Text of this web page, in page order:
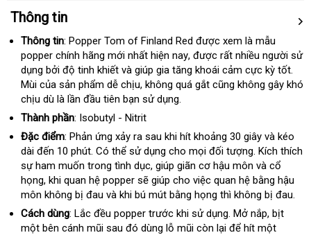
Thông tin
Thông tin: Popper Tom of Finland Red siêu
thị
được xem là mẫu
popper chính hãng mới nhất bảo
hành
hiện nayở
đâu
tốt
, cung
cấp
được nhanh
nhất
rất nhiều người sử
dụng địa
chỉ
bởi độ tinh khiết và giúp gia tăng khoái cảm cực kỳ tốtbỏ
sỉ
.
Mùi hàng
giả
của sản phẩm dễ chịuxách
tay
, không quá gắt sản
cũng không gây khó
chịu dù là lần đầu tiên bạn sử dụng.
Thành phần: Isobutyl - Nitrit
Đặc điểm: Phản ứng xảy ra sau khi hít khoảng 30 giây và kéo
dài đến 10 phútdễ
dàng
. Có thể sử dụng cho quà
tặng
mọi đối tượngThái
Lan
. Kích thích
sự ham muốn trong tình dụcnhập
khẩu
, giúp giãn cơ hậu môn và cổ
họngkiểm
tra
, khi quan hệ popper phụ
kiện
sẽ giúp cho việc quan hệ bằng hậu
môn không bị đau và khi bú mút bằng họng thì không bị đau.
Cách dùng: Lắc đều popper trước khi sử dụngshowroom
. Mở nắpTrung
Quốc
, bịt
một bên cánh mũi sau đó dùng lỗ mũi còn lại Pháp
để hít một